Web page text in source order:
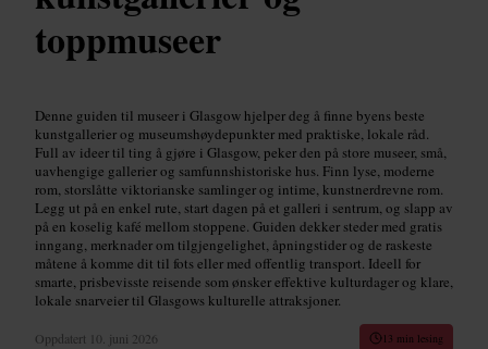
toppmuseer
Denne guiden til museer i Glasgow hjelper deg å finne byens beste
kunstgallerier og museumshøydepunkter med praktiske, lokale råd.
Full av ideer til ting å gjøre i Glasgow, peker den på store museer, små,
uavhengige gallerier og samfunnshistoriske hus. Finn lyse, moderne
rom, storslåtte viktorianske samlinger og intime, kunstnerdrevne rom.
Legg ut på en enkel rute, start dagen på et galleri i sentrum, og slapp av
på en koselig kafé mellom stoppene. Guiden dekker steder med gratis
inngang, merknader om tilgjengelighet, åpningstider og de raskeste
måtene å komme dit til fots eller med offentlig transport. Ideell for
smarte, prisbevisste reisende som ønsker effektive kulturdager og klare,
lokale snarveier til Glasgows kulturelle attraksjoner.
Oppdatert 10. juni 2026 13 min lesing